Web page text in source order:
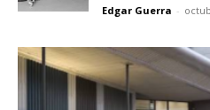
Edgar Guerra -